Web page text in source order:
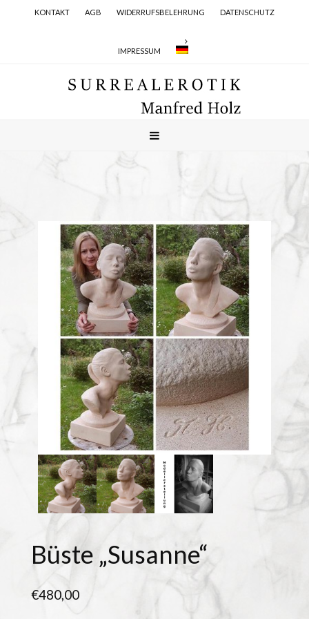
KONTAKT AGB WIDERRUFSBELEHRUNG DATENSCHUTZ
IMPRESSUM
Büste „Susanne“
€480,00